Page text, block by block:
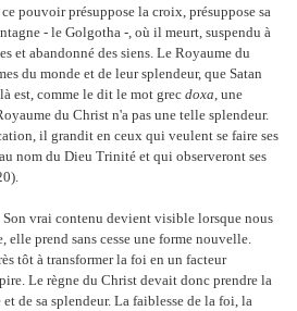
pouvoir présuppose la croix, présuppose sa
- le Golgotha -, où il meurt, suspendu à
et abandonné des siens. Le Royaume du
du monde et de leur splendeur, que Satan
est, comme le dit le mot grec doxa , une
du Christ n'a pas une telle splendeur.
il grandit en ceux qui veulent se faire ses
nom du Dieu Trinité et qui observeront ses
vrai contenu devient visible lorsque nous
elle prend sans cesse une forme nouvelle.
tôt à transformer la foi en un facteur
Le règne du Christ devait donc prendre la
de sa splendeur. La faiblesse de la foi, la